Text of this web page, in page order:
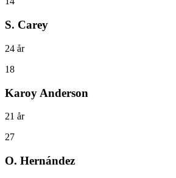
S. Carey
24 år
18
Karoy Anderson
21 år
27
O. Hernández